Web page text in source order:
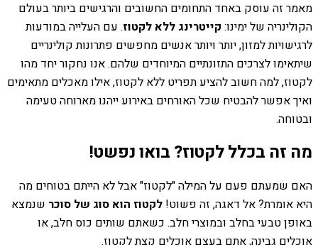
מאמר זה עוסק באחד התחומים החשובים והרגישים ביותר בעולם
הקולינריה של ימינו: קייטרינג ללא לקטוז. עם העלייה במודעות
לרגישויות למזון, יותר ויותר אנשים מחפשים פתרונות קולינריים
שיתאימו לצרכים התזונתיים המיוחדים שלהם. אנו נחקור יחד מהו
לקטוז, למה חשוב להציע תפריט ללא לקטוז, אילו מאכלים מתאימים
ואיך אפשר להבטיח שכל האורחים באירוע ייהנו מארוחה טעימה
ובטוחה.
מה זה בכלל לקטוז? בואו נפשט!
האם שמעתם פעם על המילה "לקטוז" אבל לא הייתם בטוחים מה
היא אומרת? אל דאגה, זה פשוט! לקטוז הוא סוג של סוכר שנמצא
באופן טבעי בחלב ובמוצרי חלב. כשאתם שותים כוס חלב, או
אוכלים גבינה, אתם בעצם אוכלים קצת לקטוז.